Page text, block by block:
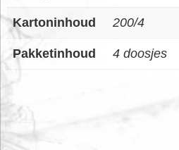
Kartoninhoud 200/4
Pakketinhoud 4 doosjes
WIDGET